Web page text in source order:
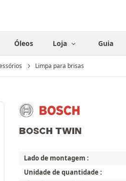
Óleos Loja Guia
Limpa para brisas
BOSCH TWIN
Lado de montagem :
Unidade de quantidade :